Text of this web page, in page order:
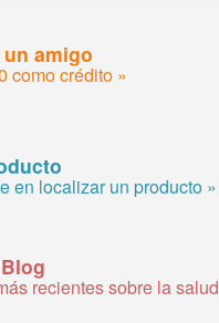
amigo
como crédito »
en localizar un producto »
recientes sobre la salud